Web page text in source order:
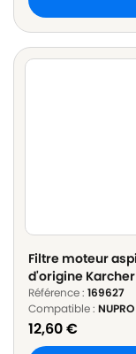
Filtre moteur
d'origine Karcher
Référence : 169627
Compatible :
12,60€